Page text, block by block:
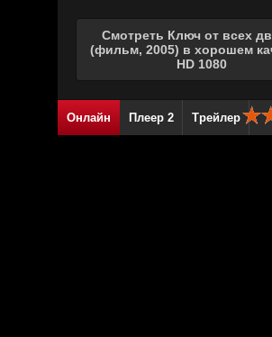
Смотреть Ключ от всех
(фильм, 2005) в хорошем
HD 1080
Онлайн Плеер 2 Трейлер